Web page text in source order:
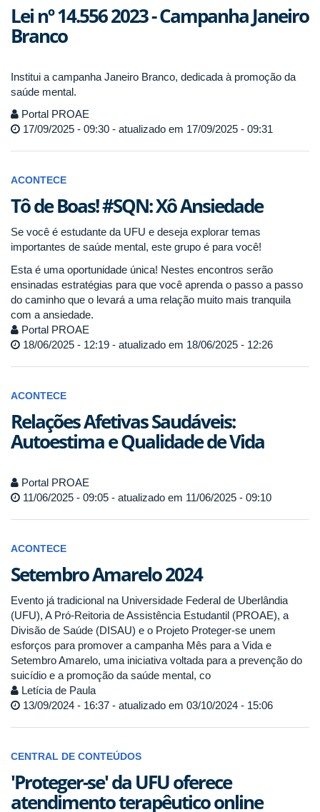
Lei nº 14.556 2023 - Campanha Janeiro
Branco
Institui a campanha Janeiro Branco, dedicada à promoção da
saúde mental.
Portal PROAE
17/09/2025 - 09:30 - atualizado em 17/09/2025 - 09:31
ACONTECE
Tô de Boas! #SQN: Xô Ansiedade
Se você é estudante da UFU e deseja explorar temas
importantes de saúde mental, este grupo é para você!
Esta é uma oportunidade única! Nestes encontros serão
ensinadas estratégias para que você aprenda o passo a passo
do caminho que o levará a uma relação muito mais tranquila
com a ansiedade.
Portal PROAE
18/06/2025 - 12:19 - atualizado em 18/06/2025 - 12:26
ACONTECE
Relações Afetivas Saudáveis:
Autoestima e Qualidade de Vida
Portal PROAE
11/06/2025 - 09:05 - atualizado em 11/06/2025 - 09:10
ACONTECE
Setembro Amarelo 2024
Evento já tradicional na Universidade Federal de Uberlândia
(UFU), A Pró-Reitoria de Assistência Estudantil (PROAE), a
Divisão de Saúde (DISAU) e o Projeto Proteger-se unem
esforços para promover a campanha Mês para a Vida e
Setembro Amarelo, uma iniciativa voltada para a prevenção do
suicídio e a promoção da saúde mental, co
Letícia de Paula
13/09/2024 - 16:37 - atualizado em 03/10/2024 - 15:06
CENTRAL DE CONTEÚDOS
'Proteger-se' da UFU oferece
atendimento terapêutico online